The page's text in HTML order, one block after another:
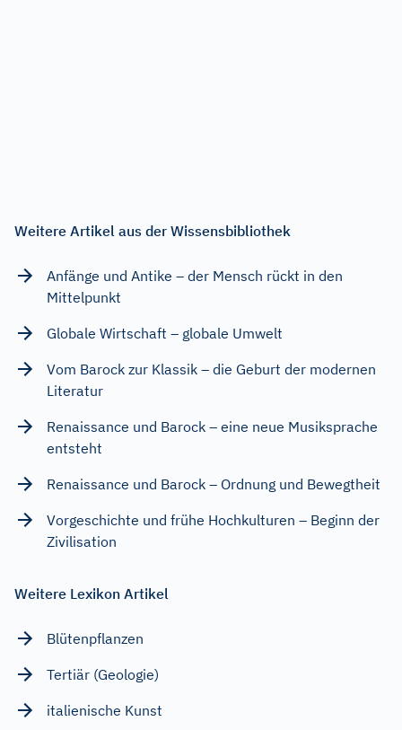
Weitere Artikel aus der Wissensbibliothek
Anfänge und Antike – der Mensch rückt in den
Mittelpunkt
Globale Wirtschaft – globale Umwelt
Vom Barock zur Klassik – die Geburt der modernen
Literatur
Renaissance und Barock – eine neue Musiksprache
entsteht
Renaissance und Barock – Ordnung und Bewegtheit
Vorgeschichte und frühe Hochkulturen – Beginn der
Zivilisation
Weitere Lexikon Artikel
Blütenpflanzen
Tertiär (Geologie)
italienische Kunst